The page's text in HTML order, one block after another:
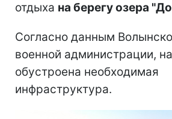
отдыха на берегу озера
Согласно данным
военной администрации,
обустроена необходимая
инфраструктура.